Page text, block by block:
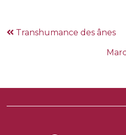
Transhumance des ânes